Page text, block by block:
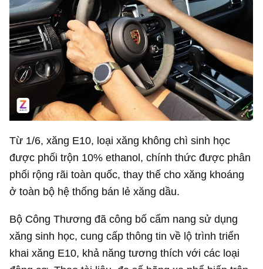
Từ 1/6, xăng E10, loại xăng không chì sinh học
được phối trộn 10% ethanol, chính thức được phân
phối rộng rãi toàn quốc, thay thế cho xăng khoáng
ở toàn bộ hệ thống bán lẻ xăng dầu.
Bộ Công Thương đã công bố cẩm nang sử dụng
xăng sinh học, cung cấp thông tin về lộ trình triển
khai xăng E10, khả năng tương thích với các loại